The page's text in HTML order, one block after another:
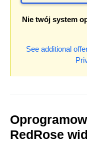
Nie twój system
See additional
RedRose